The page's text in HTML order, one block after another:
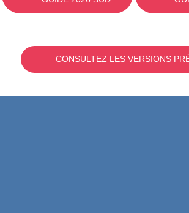
CONSULTEZ LES VERSIONS